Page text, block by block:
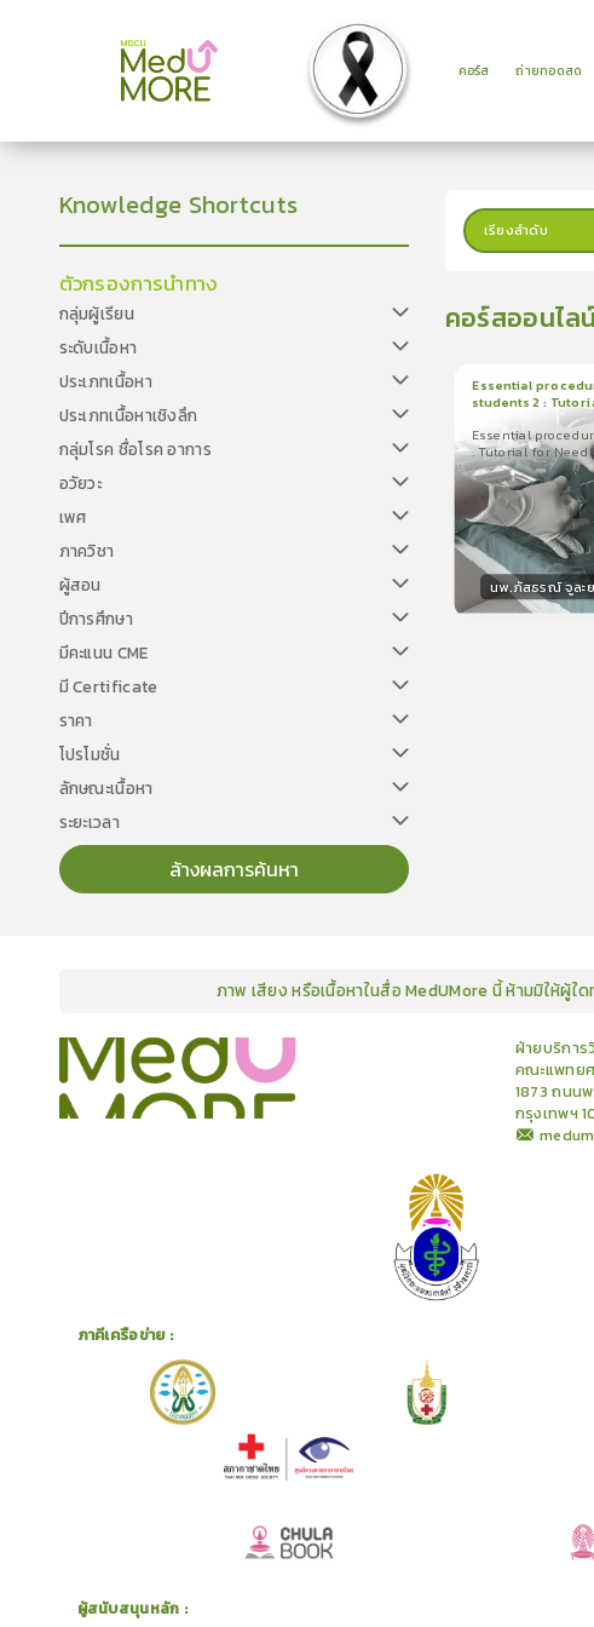
คอร์ส ถ่ายทอดสด
Knowledge Shortcuts
ตัวกรองการนำทาง
กลุ่มผู้เรียน
ระดับเนื้อหา
ประเภทเนื้อหา
ประเภทเนื้อหาเชิงลึก
กลุ่มโรค ชื่อโรค อาการ
อวัยวะ
เพศ
ภาควิชา
ผู้สอน
ปีการศึกษา
มีคะแนน CME
มี Certificate
ราคา
โปรโมชั่น
ลักษณะเนื้อหา
ระยะเวลา
ล้างผลการค้นหา
เรียงลำดับ
คอร์สออนไล
Essential
students 2 :
Thoracostomy
Essential
: Tutorial for
นพ.ภัสธรณ์ จูละ
Essential
2 : Tutorial for
0.0
ภาพ เสียง หรือเนื้อหาในสื่อ MedUMore นี้ ห้ามมิให้ผู้
ฝ่ายบริการ
คณะแพทย
1873 ถนน
กรุงเทพฯ
คอร์สคลังเนื้อหาประชุมวิชาการ
ภาคีเครือข่าย :
ผู้สนับสนุนหลัก :